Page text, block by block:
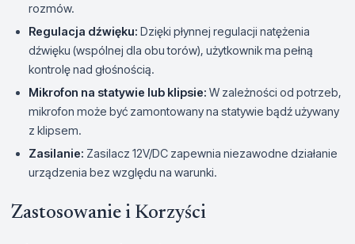
rozmów.
Regulacja dźwięku: Dzięki płynnej regulacji natężenia
dźwięku (wspólnej dla obu torów), użytkownik ma pełną
kontrolę nad głośnością.
Mikrofon na statywie lub klipsie: W zależności od potrzeb,
mikrofon może być zamontowany na statywie bądź używany
z klipsem.
Zasilanie: Zasilacz 12V/DC zapewnia niezawodne działanie
urządzenia bez względu na warunki.
Zastosowanie i Korzyści